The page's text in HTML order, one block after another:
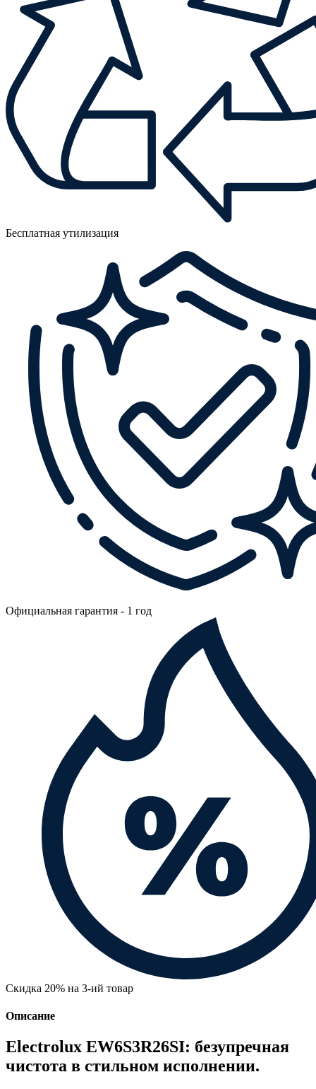
Бесплатная утилизация
Официальная гарантия - 1 год
Скидка 20% на 3-ий товар
Описание
Electrolux EW6S3R26SI: безупречная
чистота в стильном исполнении.